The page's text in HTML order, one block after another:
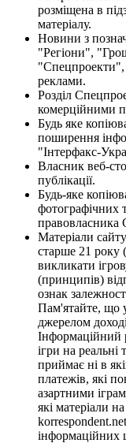
розміщена в
матеріалу.
Новини з
"Регіони",
реклами.
Розділ
комерційними
Будь яке
поширення
"Інтерфакс-
Власник веб-
публікації.
Будь-яке
фотографічних
правовласника
Матеріали
старше 21 року
викликати
(принципів)
ознак
Пам'ятайте, що
джерелом
Інформаційний
ігри на реальні
приймає ні в
платежів, які
азартними
які матеріали
інформаційних